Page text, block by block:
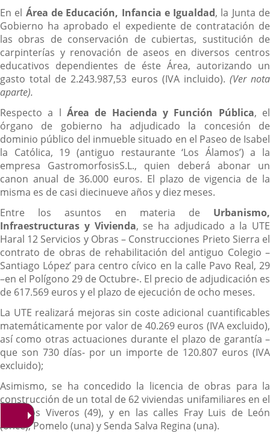
En el Área de Educación, Infancia e Igualdad, la Junta de
Gobierno ha aprobado el expediente de contratación de
las obras de conservación de cubiertas, sustitución de
carpinterías y renovación de aseos en diversos centros
educativos dependientes de éste Área, autorizando un
gasto total de 2.243.987,53 euros (IVA incluido). (Ver nota
aparte).
Respecto a l Área de Hacienda y Función Pública, el
órgano de gobierno ha adjudicado la concesión de
dominio público del inmueble situado en el Paseo de Isabel
la Católica, 19 (antiguo restaurante ‘Los Álamos’) a la
empresa GastromorfosisS.L., quien deberá abonar un
canon anual de 36.000 euros. El plazo de vigencia de la
misma es de casi diecinueve años y diez meses.
Entre los asuntos en materia de Urbanismo,
Infraestructuras y Vivienda, se ha adjudicado a la UTE
Haral 12 Servicios y Obras – Construcciones Prieto Sierra el
contrato de obras de rehabilitación del antiguo Colegio –
Santiago López’ para centro cívico en la calle Pavo Real, 29
–en el Polígono 29 de Octubre-. El precio de adjudicación es
de 617.569 euros y el plazo de ejecución de ocho meses.
La UTE realizará mejoras sin coste adicional cuantificables
matemáticamente por valor de 40.269 euros (IVA excluido),
así como otras actuaciones durante el plazo de garantía –
que son 730 días- por un importe de 120.807 euros (IVA
excluido);
Asimismo, se ha concedido la licencia de obras para la
construcción de un total de 62 viviendas unifamiliares en el
Plan Los Viveros (49), y en las calles Fray Luis de León
(once), Pomelo (una) y Senda Salva Regina (una).